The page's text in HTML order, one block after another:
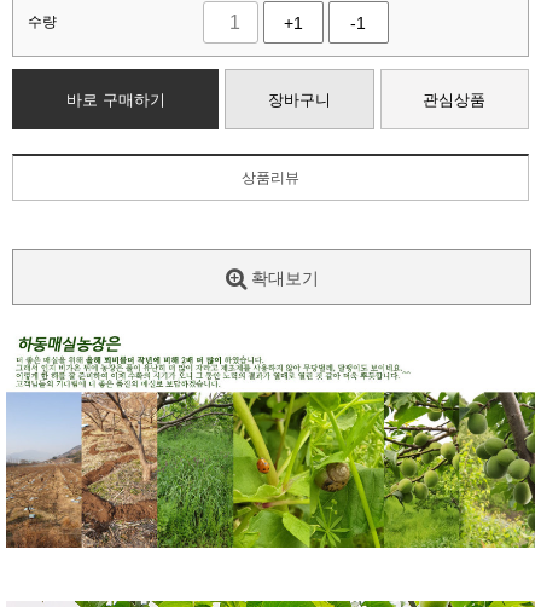
수량 +1 -1
바로 구매하기 장바구니 관심상품
상품리뷰
확대보기